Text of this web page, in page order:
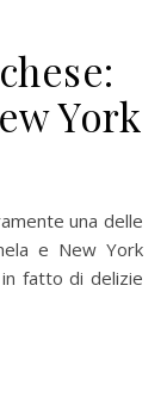
York
e New York
fatto di delizie